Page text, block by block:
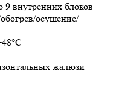
внутренних блоков
осушение/
жалюзи